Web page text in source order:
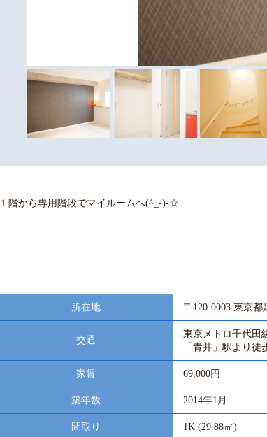
１階から専用階段でマイルームへ(^_-)-☆
所在地 〒120-0003 東京
交通
東京メトロ千代田
「青井」駅より徒
家賃 69,000円
築年数 2014年1月
間取り 1K (29.88㎡)